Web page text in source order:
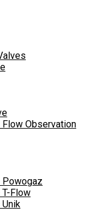
Flow Observation
Flow